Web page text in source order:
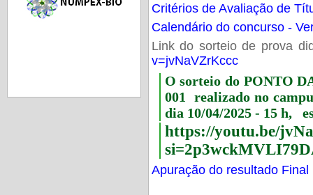
Critérios de Avaliação de
Calendário do concurso -
Link do sorteio de prova
v=jvNaVZrKccc
O sorteio do PONTO
001 realizado no
dia 10/04/2025 - 15 h,
https://youtu.be/
Apuração do resultado Final